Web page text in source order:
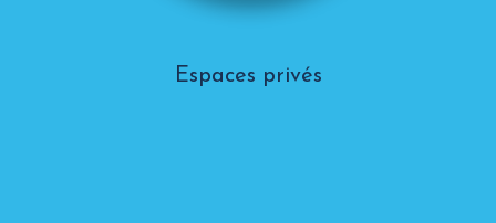
Espaces privés